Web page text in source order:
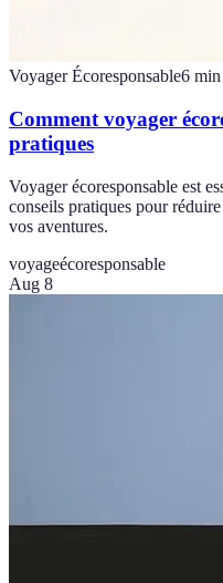
Voyager Écoresponsable6 min
Comment voyager
pratiques
Voyager écoresponsable est
conseils pratiques pour
vos aventures.
voyageécoresponsable
Aug 8